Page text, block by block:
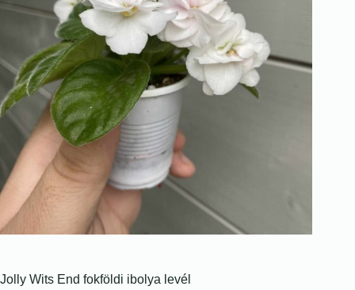
Jolly Wits End fokföldi ibolya levél